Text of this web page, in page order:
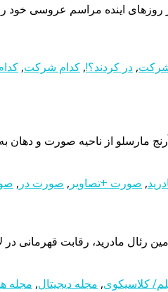
اینده مراسم عروسی خود را
, در کردند؟!, کدام شرکت,
مارسلو از ناحیه صورت و
, صورت +تصاویر , صورت در ,
کلاسیکوی, مجله دیجیتال, مجله